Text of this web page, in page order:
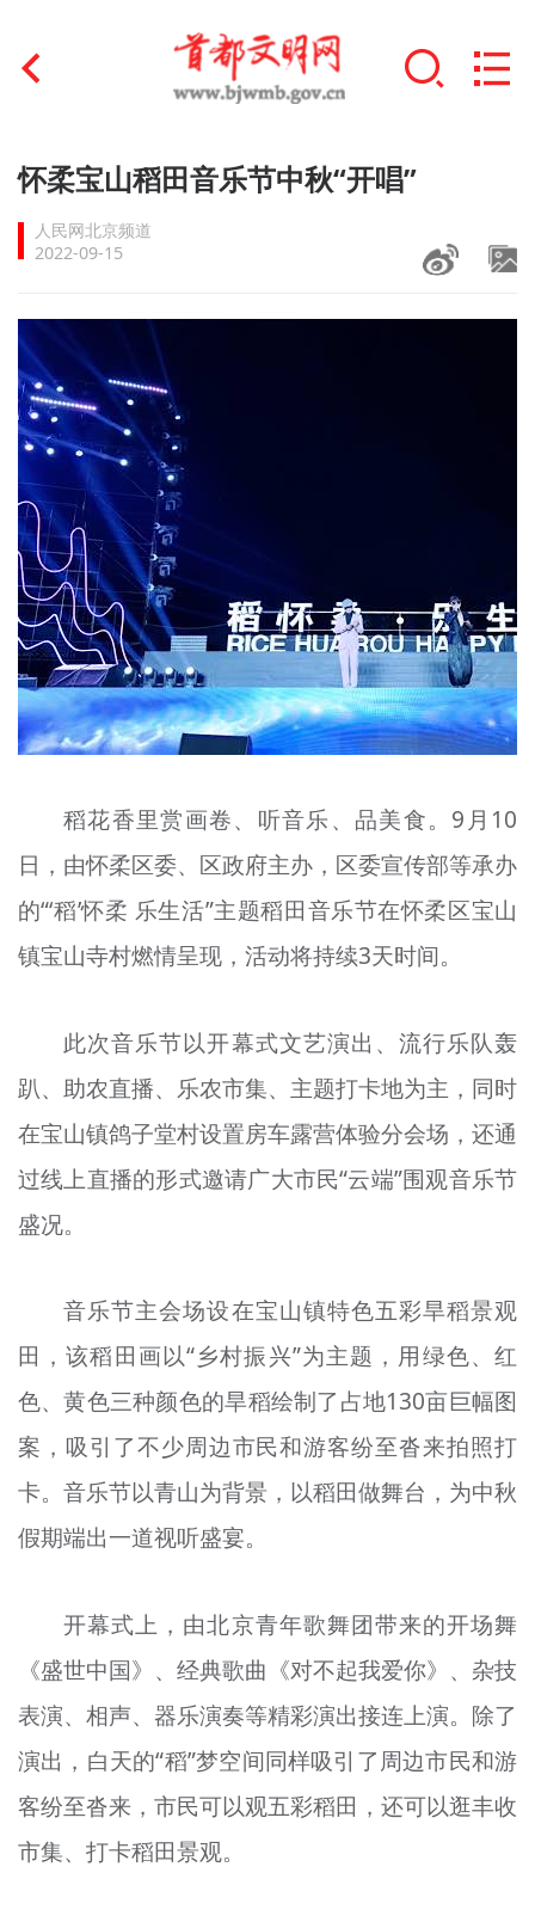
首页
文明创建
文明培育
+
未成年人思想道德建设
榜样人物
身边好人
文明评论
北京宣传文化引导基金
宣传思想文化人才
专题
怀柔宝山稻田音乐节中秋“开唱”
人民网北京频道
2022-09-15
稻花香里赏画卷、听音乐、品美食。9月10
日，由怀柔区委、区政府主办，区委宣传部等承办
的“‘稻’怀柔 乐生活”主题稻田音乐节在怀柔区宝山
镇宝山寺村燃情呈现，活动将持续3天时间。
此次音乐节以开幕式文艺演出、流行乐队轰
趴、助农直播、乐农市集、主题打卡地为主，同时
在宝山镇鸽子堂村设置房车露营体验分会场，还通
过线上直播的形式邀请广大市民“云端”围观音乐节
盛况。
音乐节主会场设在宝山镇特色五彩旱稻景观
田，该稻田画以“乡村振兴”为主题，用绿色、红
色、黄色三种颜色的旱稻绘制了占地130亩巨幅图
案，吸引了不少周边市民和游客纷至沓来拍照打
卡。音乐节以青山为背景，以稻田做舞台，为中秋
假期端出一道视听盛宴。
开幕式上，由北京青年歌舞团带来的开场舞
《盛世中国》、经典歌曲《对不起我爱你》、杂技
表演、相声、器乐演奏等精彩演出接连上演。除了
演出，白天的“稻”梦空间同样吸引了周边市民和游
客纷至沓来，市民可以观五彩稻田，还可以逛丰收
市集、打卡稻田景观。